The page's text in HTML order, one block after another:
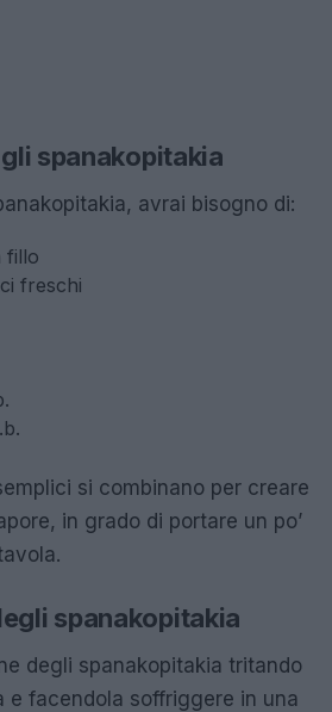
spanakopitakia
avrai bisogno di:
fillo
freschi
si combinano per creare
in grado di portare un po’
spanakopitakia
degli spanakopitakia tritando
e facendola soffriggere in una